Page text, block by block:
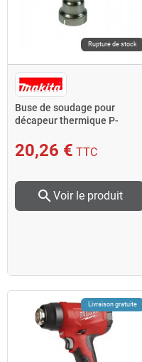
Rupture de stock
Buse de soudage pour
décapeur thermique P-
20,26 € TTC
search Voir le produit
Livraison gratuite